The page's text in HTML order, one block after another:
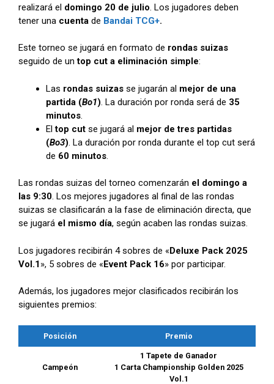
realizará el domingo 20 de julio . Los jugadores deben
tener una cuenta de Bandai TCG+.
Este torneo se jugará en formato de rondas suizas
seguido de untop cut a eliminación simple:
Las rondas suizas se jugarán al mejor de una
partida (Bo1) . La duración por ronda será de 35
minutos
Eltop cut se jugará al mejor de tres partidas
(Bo3) . La duración por ronda durante el top cut será
de 60 minutos
Las rondas suizas del torneo comenzarán el domingo a
las 9:30. Los mejores jugadores al final de las rondas
suizas se clasificarán a la fase de eliminación directa, que
se jugará el mismo día, según acaben las rondas suizas.
Los jugadores recibirán 4 sobres de «Deluxe Pack 2025
Vol.1», 5 sobres de «Event Pack 16» por participar.
Además, los jugadores mejor clasificados recibirán los
siguientes premios:
Posición Premio
Campeón
1 Tapete de Ganador
1 Carta Championship Golden 2025
Vol.1